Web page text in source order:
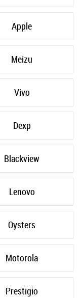
Apple
Meizu
Vivo
Dexp
Blackview
Lenovo
Oysters
Motorola
Prestigio